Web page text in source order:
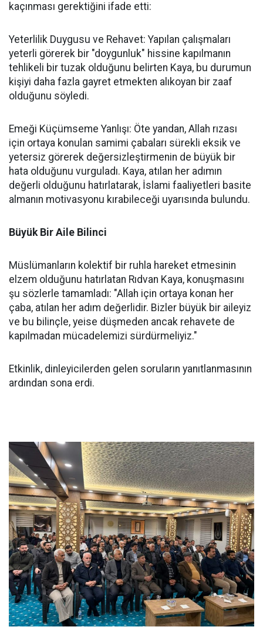
kaçınması gerektiğini ifade etti:
Yeterlilik Duygusu ve Rehavet: Yapılan çalışmaları
yeterli görerek bir "doygunluk" hissine kapılmanın
tehlikeli bir tuzak olduğunu belirten Kaya, bu durumun
kişiyi daha fazla gayret etmekten alıkoyan bir zaaf
olduğunu söyledi.
Emeği Küçümseme Yanlışı: Öte yandan, Allah rızası
için ortaya konulan samimi çabaları sürekli eksik ve
yetersiz görerek değersizleştirmenin de büyük bir
hata olduğunu vurguladı. Kaya, atılan her adımın
değerli olduğunu hatırlatarak, İslami faaliyetleri basite
almanın motivasyonu kırabileceği uyarısında bulundu.
Büyük Bir Aile Bilinci
Müslümanların kolektif bir ruhla hareket etmesinin
elzem olduğunu hatırlatan Rıdvan Kaya, konuşmasını
şu sözlerle tamamladı: "Allah için ortaya konan her
çaba, atılan her adım değerlidir. Bizler büyük bir aileyiz
ve bu bilinçle, yeise düşmeden ancak rehavete de
kapılmadan mücadelemizi sürdürmeliyiz."
Etkinlik, dinleyicilerden gelen soruların yanıtlanmasının
ardından sona erdi.